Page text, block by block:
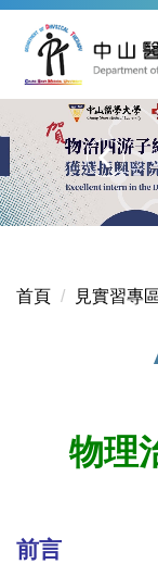
到
要
容
區
首頁 見實習專
物理
前言